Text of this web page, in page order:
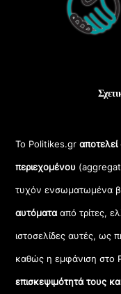
Το Politikes.gr
περιεχομένου
τυχόν ενσωματωμένα
αυτόματααπό τρίτες,
ιστοσελίδες αυτές, ως
καθώς η εμφάνιση στο
επισκεψιμότητά τους